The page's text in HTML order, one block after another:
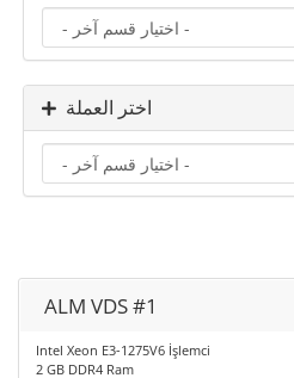
اختر العملة
ALM VDS #1
Intel Xeon E3-1275V6 İşlemci
2 GB DDR4 Ram